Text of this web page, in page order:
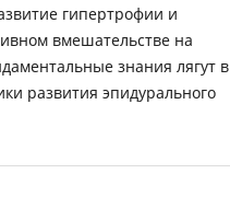
гипертрофии и
вмешательстве на
знания лягут в
развития эпидурального